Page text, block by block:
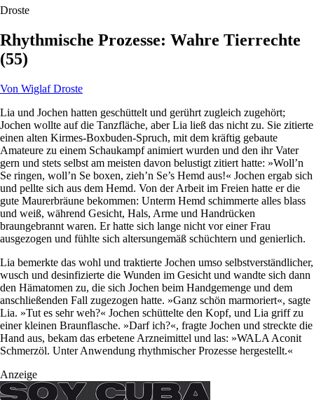
Droste
Rhythmische Prozesse: Wahre Tierrechte
(55)
Von Wiglaf Droste
Lia und Jochen hatten geschüttelt und gerührt zugleich zugehört;
Jochen wollte auf die Tanzfläche, aber Lia ließ das nicht zu. Sie zitierte
einen alten Kirmes-Boxbuden-Spruch, mit dem kräftig gebaute
Amateure zu einem Schaukampf animiert wurden und den ihr Vater
gern und stets selbst am meisten davon belustigt zitiert hatte: »Woll’n
Se ringen, woll’n Se boxen, zieh’n Se’s Hemd aus!« Jochen ergab sich
und pellte sich aus dem Hemd. Von der Arbeit im Freien hatte er die
gute Maurerbräune bekommen: Unterm Hemd schimmerte alles blass
und weiß, während Gesicht, Hals, Arme und Handrücken
braungebrannt waren. Er hatte sich lange nicht vor einer Frau
ausgezogen und fühlte sich altersungemäß schüchtern und genierlich.
Lia bemerkte das wohl und traktierte Jochen umso selbstverständlicher,
wusch und desinfizierte die Wunden im Gesicht und wandte sich dann
den Hämatomen zu, die sich Jochen beim Handgemenge und dem
anschließenden Fall zugezogen hatte. »Ganz schön marmoriert«, sagte
Lia. »Tut es sehr weh?« Jochen schüttelte den Kopf, und Lia griff zu
einer kleinen Braunflasche. »Darf ich?«, fragte Jochen und streckte die
Hand aus, bekam das erbetene Arzneimittel und las: »WALA Aconit
Schmerzöl. Unter Anwendung rhythmischer Prozesse hergestellt.«
Anzeige